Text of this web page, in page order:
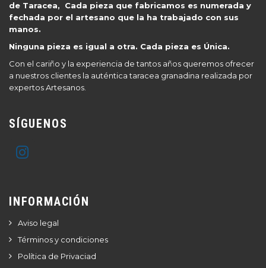
de Taracea, Cada pieza que fabricamos es numerada y
fechada por el artesano que la ha trabajado con sus
manos.
Ninguna pieza es igual a otra. Cada pieza es Única.
Con el cariño y la experiencia de tantos años queremos ofrecer
a nuestros clientes la auténtica taracea granadina realizada por
expertos Artesanos.
SÍGUENOS
INFORMACIÓN
Aviso legal
Términos y condiciones
Política de Privaciad